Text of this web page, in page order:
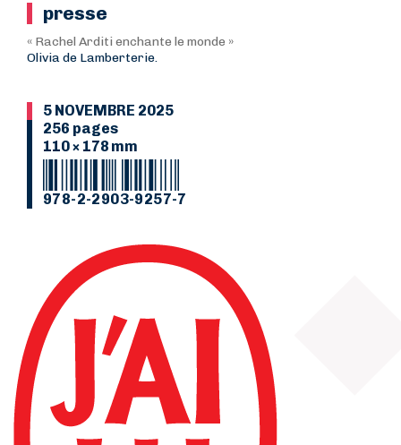
presse
« Rachel Arditi enchante le monde »
Olivia de Lamberterie.
5 NOVEMBRE 2025
256 pages
110 × 178 mm
978-2-2903-9257-7